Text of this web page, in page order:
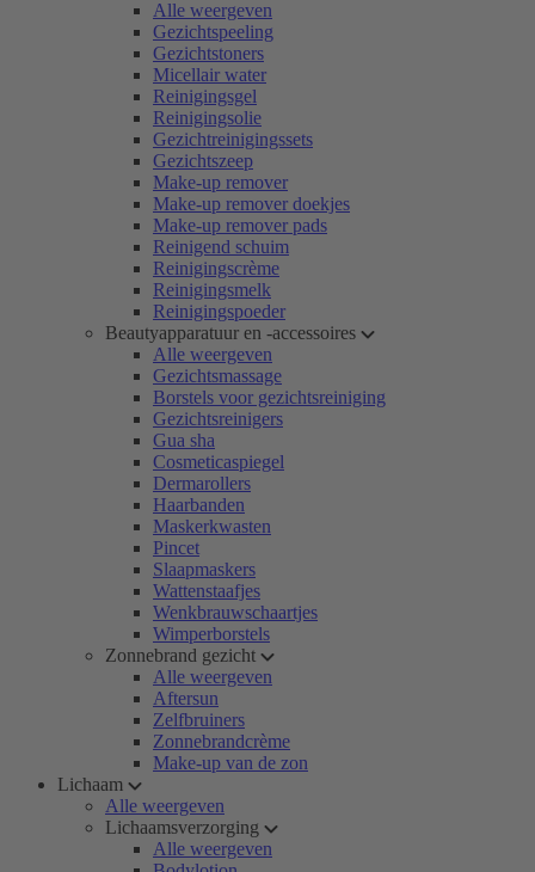
Alle weergeven
Gezichtspeeling
Gezichtstoners
Micellair water
Reinigingsgel
Reinigingsolie
Gezichtreinigingssets
Gezichtszeep
Make-up remover
Make-up remover doekjes
Make-up remover pads
Reinigend schuim
Reinigingscrème
Reinigingsmelk
Reinigingspoeder
Beautyapparatuur en -accessoires
Alle weergeven
Gezichtsmassage
Borstels voor gezichtsreiniging
Gezichtsreinigers
Gua sha
Cosmeticaspiegel
Dermarollers
Haarbanden
Maskerkwasten
Pincet
Slaapmaskers
Wattenstaafjes
Wenkbrauwschaartjes
Wimperborstels
Zonnebrand gezicht
Alle weergeven
Aftersun
Zelfbruiners
Zonnebrandcrème
Make-up van de zon
Lichaam
Alle weergeven
Lichaamsverzorging
Alle weergeven